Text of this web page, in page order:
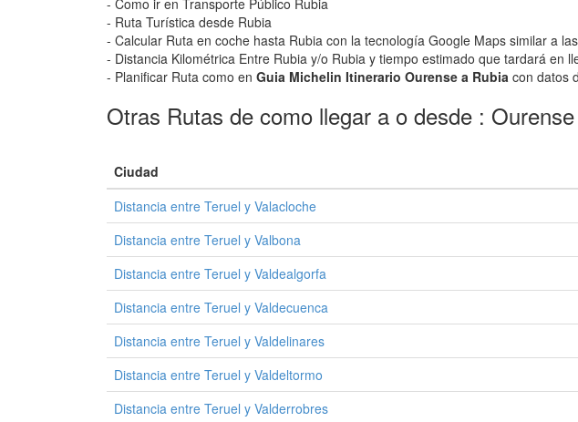
- Como ir en Transporte Público Rubia
- Ruta Turística desde Rubia
- Calcular Ruta en coche hasta Rubia con la tecnología Google Maps similar a
- Distancia Kilométrica Entre Rubia y/o Rubia y tiempo estimado que tardará en
- Planificar Ruta como en Guia Michelin Itinerario Ourense a Rubia con datos
Otras Rutas de como llegar a o desde :
Ciudad
Distancia entre Teruel y Valacloche
Distancia entre Teruel y Valbona
Distancia entre Teruel y Valdealgorfa
Distancia entre Teruel y Valdecuenca
Distancia entre Teruel y Valdelinares
Distancia entre Teruel y Valdeltormo
Distancia entre Teruel y Valderrobres